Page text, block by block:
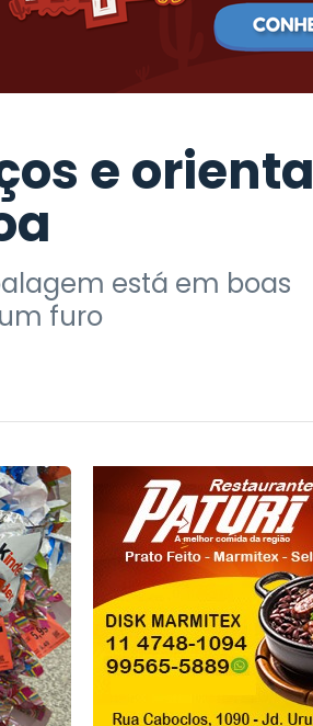
e orienta
está em boas
furo